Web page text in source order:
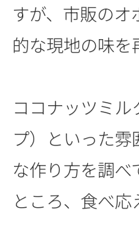
すが、市販の
的な現地の味を
ココナッツミ
プ）といった
な作り方を調
ところ、食べ